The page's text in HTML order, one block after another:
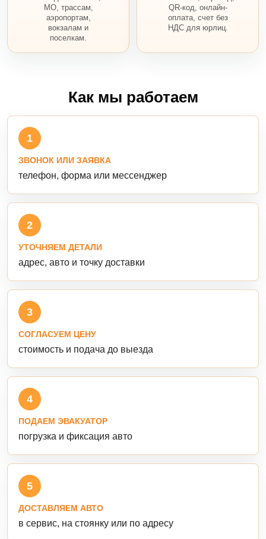
МО, трассам,
аэропортам,
вокзалам и
поселкам.
QR-код, онлайн-
оплата, счет без
НДС для юрлиц.
Как мы работаем
1
ЗВОНОК ИЛИ ЗАЯВКА
телефон, форма или мессенджер
2
УТОЧНЯЕМ ДЕТАЛИ
адрес, авто и точку доставки
3
СОГЛАСУЕМ ЦЕНУ
стоимость и подача до выезда
4
ПОДАЕМ ЭВАКУАТОР
погрузка и фиксация авто
5
ДОСТАВЛЯЕМ АВТО
в сервис, на стоянку или по адресу